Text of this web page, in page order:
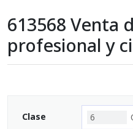
613568 Venta
profesional y
Clase 6